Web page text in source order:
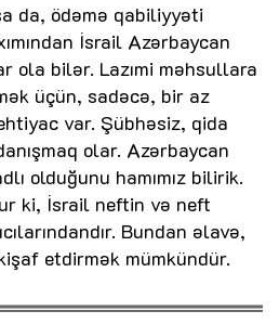
da, ödəmə qabiliyyəti
İsrail Azərbaycan
ola bilər. Lazımi məhsullara
üçün, sadəcə, bir az
var. Şübhəsiz, qida
olar. Azərbaycan
olduğunu hamımız bilirik.
ki, İsrail neftin və neft
Bundan əlavə,
etdirmək mümkündür.